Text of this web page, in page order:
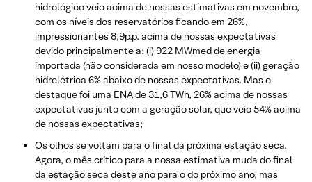
hidrológico veio acima de nossas estimativas em novembro,
com os níveis dos reservatórios ficando em 26%,
impressionantes 8,9p.p. acima de nossas expectativas
devido principalmente a: (i) 922 MWmed de energia
importada (não considerada em nosso modelo) e (ii) geração
hidrelétrica 6% abaixo de nossas expectativas. Mas o
destaque foi uma ENA de 31,6 TWh, 26% acima de nossas
expectativas junto com a geração solar, que veio 54% acima
de nossas expectativas;
Os olhos se voltam para o final da próxima estação seca.
Agora, o mês crítico para a nossa estimativa muda do final
da estação seca deste ano para o do próximo ano, mas